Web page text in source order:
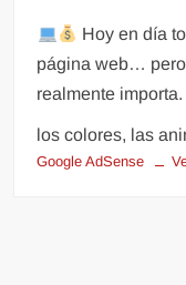
Hoy en día
página web…
realmente
los colores, las
Google AdSense